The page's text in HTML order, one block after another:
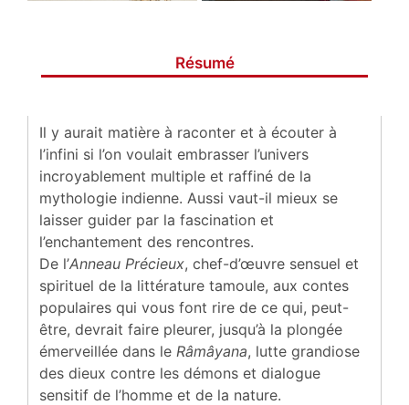
Résumé
Il y aurait matière à raconter et à écouter à
l’infini si l’on voulait embrasser l’univers
incroyablement multiple et raffiné de la
mythologie indienne. Aussi vaut-il mieux se
laisser guider par la fascination et
l’enchantement des rencontres.
De l’Anneau Précieux, chef-d’œuvre sensuel et
spirituel de la littérature tamoule, aux contes
populaires qui vous font rire de ce qui, peut-
être, devrait faire pleurer, jusqu’à la plongée
émerveillée dans le Râmâyana, lutte grandiose
des dieux contre les démons et dialogue
sensitif de l’homme et de la nature.